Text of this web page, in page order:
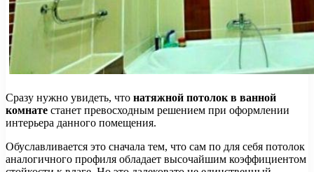
Сразу нужно увидеть, что натяжной потолок в ванной
комнате станет превосходным решением при оформлении
интерьера данного помещения.
Обуславливается это сначала тем, что сам по для себя потолок
аналогичного профиля обладает высочайшим коэффициентом